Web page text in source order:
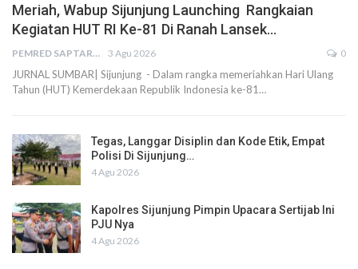
Meriah, Wabup Sijunjung Launching Rangkaian
Kegiatan HUT RI Ke-81 Di Ranah Lansek…
PEMRED SAPTARIUS 3 Agu 2026 0
JURNAL SUMBAR| Sijunjung - Dalam rangka memeriahkan Hari Ulang
Tahun (HUT) Kemerdekaan Republik Indonesia ke-81…
Tegas, Langgar Disiplin dan Kode Etik, Empat
Polisi Di Sijunjung…
4 Agu 2026
Kapolres Sijunjung Pimpin Upacara Sertijab Ini
PJU Nya
4 Agu 2026